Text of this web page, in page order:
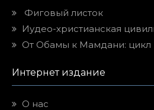
Фиговый листок
Иудео-христианская
От Обамы к Мамдани: цикл
Интернет издание
О нас